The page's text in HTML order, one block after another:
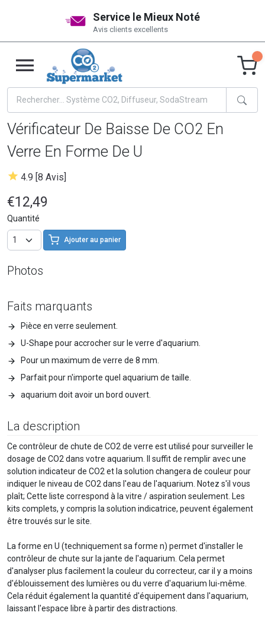
Service le Mieux Noté
Avis clients excellents
Vérificateur De Baisse De CO2 En
Verre En Forme De U
4.9 [8 Avis]
€12,49
Quantité
Ajouter au panier
Faits marquants
Pièce en verre seulement.
U-Shape pour accrocher sur le verre d'aquarium.
Pour un maximum de verre de 8 mm.
Parfait pour n'importe quel aquarium de taille.
aquarium doit avoir un bord ouvert.
La description
Ce contrôleur de chute de CO2 de verre est utilisé pour surveiller le
dosage de CO2 dans votre aquarium. Il suffit de remplir avec une
solution indicateur de CO2 et la solution changera de couleur pour
indiquer le niveau de CO2 dans l'eau de l'aquarium. Notez s'il vous
plaît; Cette liste correspond à la vitre / aspiration seulement. Les
kits complets, y compris la solution indicatrice, peuvent également
être trouvés sur le site.
La forme en U (techniquement sa forme n) permet d'installer le
contrôleur de chute sur la jante de l'aquarium. Cela permet
d'analyser plus facilement la couleur du correcteur, car il y a moins
d'éblouissement des lumières ou du verre d'aquarium lui-même.
Cela réduit également la quantité d'équipement dans l'aquarium,
laissant l'espace libre à partir des distractions.
Photos